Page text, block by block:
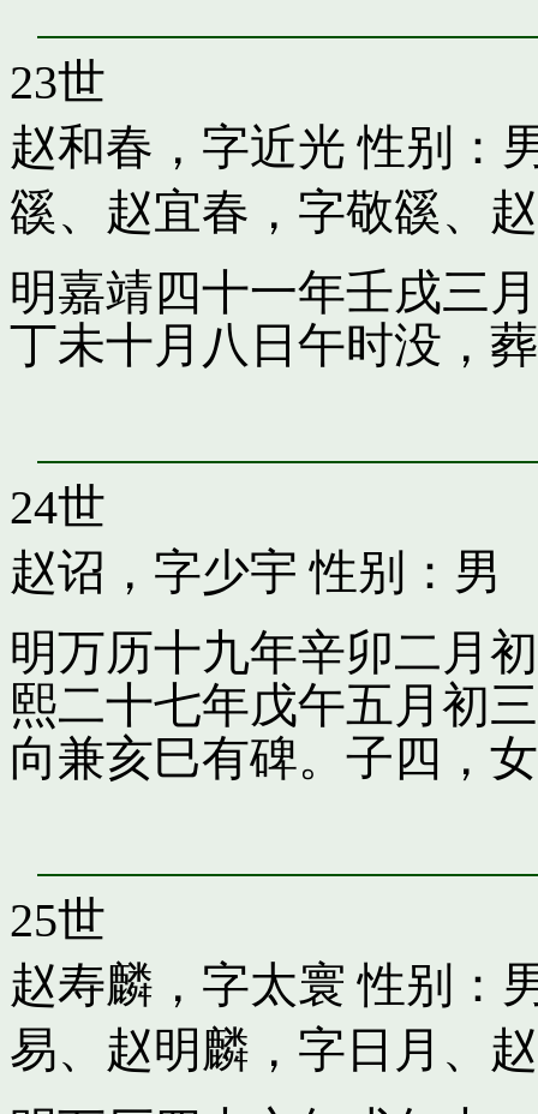
23世
赵和春，字近光 性别：
豀、 赵宜春，字敬豀、
明嘉靖四十一年壬戌三
丁未十月八日午时没，
24世
赵诏，字少宇 性别：男
明万历十九年辛卯二月
熙二十七年戊午五月初
向兼亥巳有碑。子四，
25世
赵寿麟，字太寰 性别：
易、 赵明麟，字日月 、